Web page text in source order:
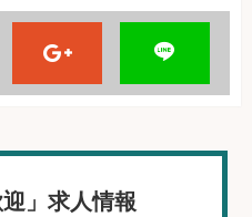
迎」求人情報